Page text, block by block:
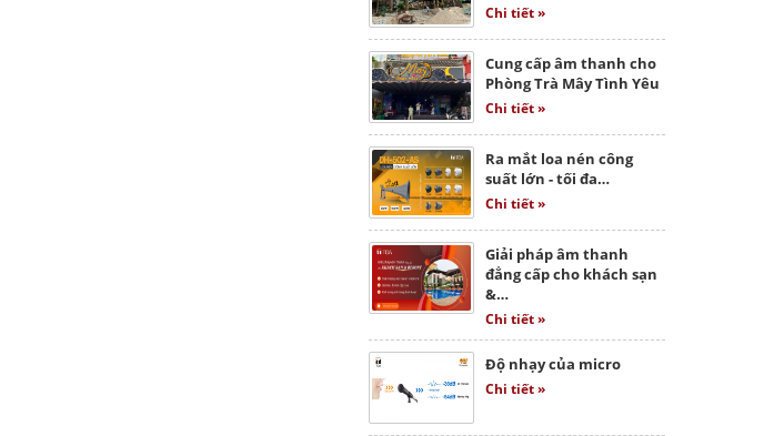
Chi tiết »
Cung cấp âm thanh cho
Phòng Trà Mây Tình Yêu
Chi tiết »
Ra mắt loa nén công
suất lớn - tối đa…
Chi tiết »
Giải pháp âm thanh
đẳng cấp cho khách sạn
&…
Chi tiết »
Độ nhạy của micro
Chi tiết »